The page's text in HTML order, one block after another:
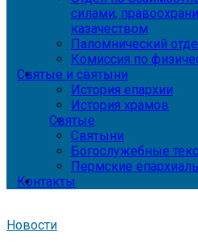
силами,
казачеством
Паломнический
Комиссия по
Святые и святыни
История епархии
История храмов
Святые
Святыни
Богослужебные
Пермские
Контакты
Новости